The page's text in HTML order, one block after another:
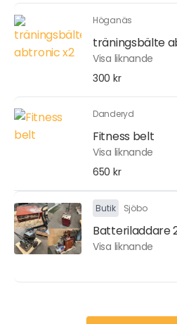
Höganäs
träningsbälte
Visa liknande
300 kr
Danderyd
Fitness belt
Visa liknande
650 kr
Butik Sjöbo
Batteriladdare
Visa liknande